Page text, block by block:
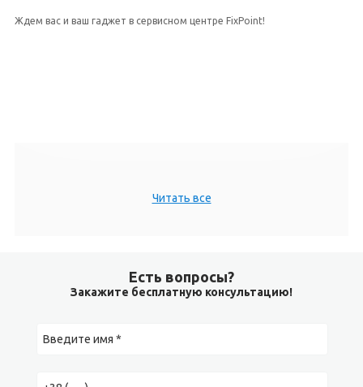
Ждем вас и ваш гаджет в сервисном центре FixPoint!
Читать все
Есть вопросы?
Закажите бесплатную консультацию!